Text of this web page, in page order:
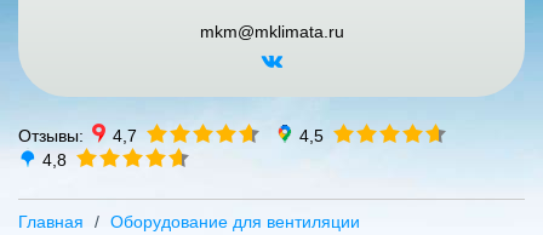
mkm@mklimata.ru
Отзывы: 4,7
4,5
4,8
Главная
Оборудование для вентиляции